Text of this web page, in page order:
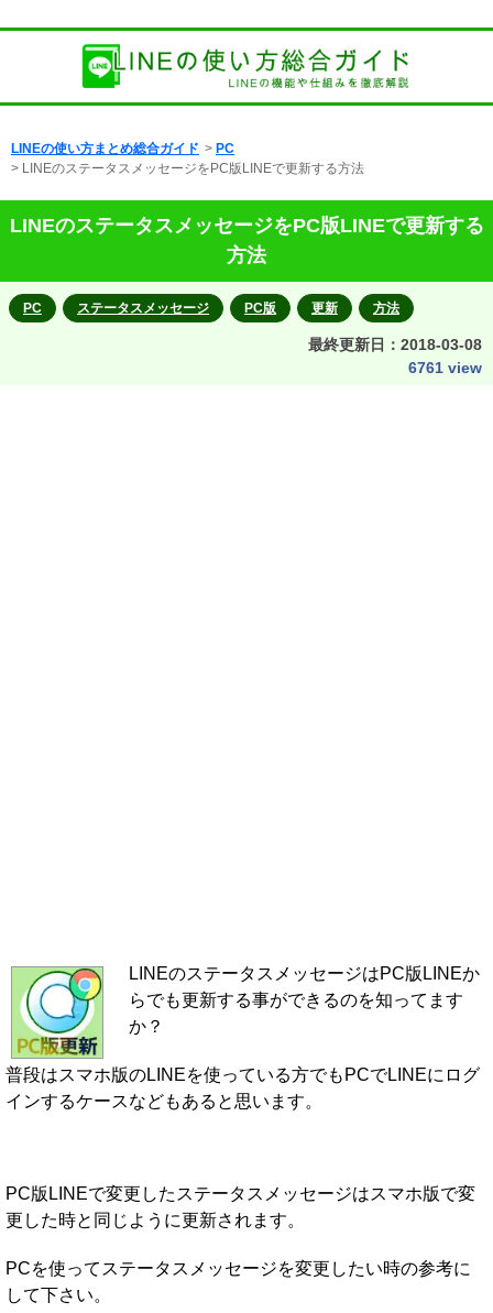
LINEの使い方まとめ総合ガイド > PC
> LINEのステータスメッセージをPC版LINEで更新する方法
LINEのステータスメッセージをPC版LINEで更新する
方法
PC ステータスメッセージ PC版 更新 方法
最終更新日： 2018-03-08
6761 view
LINEのステータスメッセージはPC版LINEか
らでも更新する事ができるのを知ってます
か？
普段はスマホ版のLINEを使っている方でもPCでLINEにログ
インするケースなどもあると思います。
PC版LINEで変更したステータスメッセージはスマホ版で変
更した時と同じように更新されます。
PCを使ってステータスメッセージを変更したい時の参考に
して下さい。